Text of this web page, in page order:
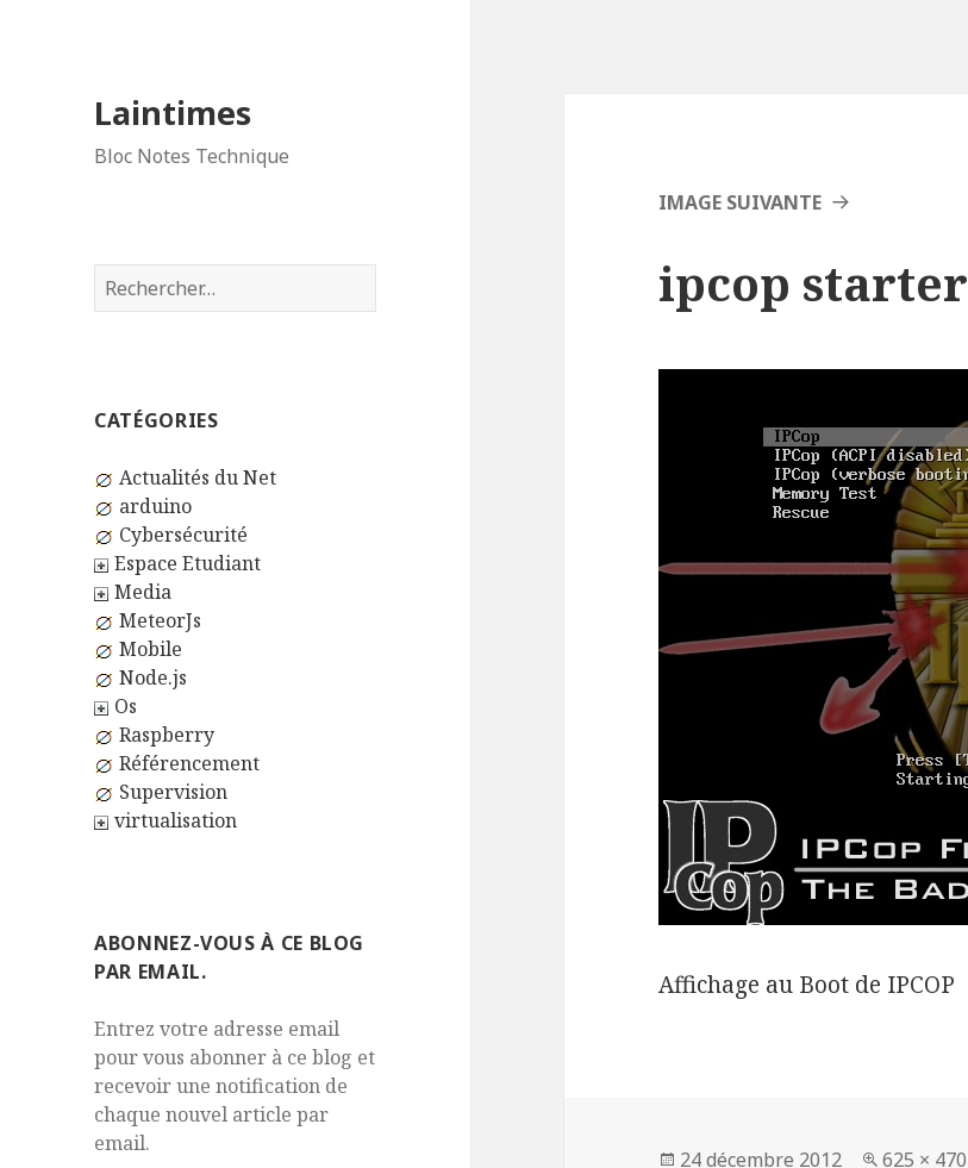
Laintimes
Bloc Notes Technique
Rechercher :
CATÉGORIES
Actualités du Net
arduino
Cybersécurité
Espace Etudiant
Media
MeteorJs
Mobile
Node.js
Os
Raspberry
Référencement
Supervision
virtualisation
ABONNEZ-VOUS À CE BLOG
PAR EMAIL.
Entrez votre adresse email
pour vous abonner à ce blog et
recevoir une notification de
chaque nouvel article par
email.
IMAGE SUIVANTE
ipcop starter
Affichage au Boot de IPCOP
Publié
24 décembre 2012
Taille
625 × 470